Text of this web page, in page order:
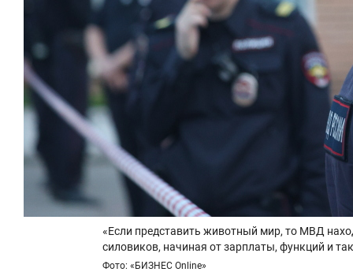
«Если представить животный мир, то МВД
силовиков, начиная от зарплаты, функций и
Фото: «БИЗНЕС Online»